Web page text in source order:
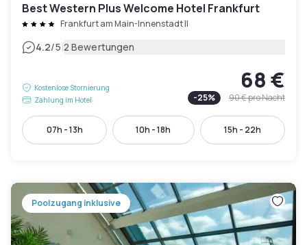
Best Western Plus Welcome Hotel Frankfurt
Frankfurt am Main-Innenstadt II
4.2/5|2 Bewertungen
Kostenlose Stornierung
Zahlung im Hotel
68 €
-25% 90 €pro Nacht
07h - 13h 10h - 18h 15h - 22h
Poolzugang inklusive